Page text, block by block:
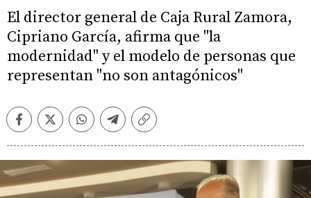
El director general de Caja Rural Zamora,
Cipriano García, afirma que "la
modernidad" y el modelo de personas que
representan "no son antagónicos"
FacebookTwitterWhatsappTelegramCopiar